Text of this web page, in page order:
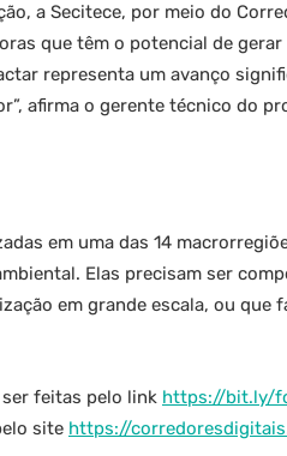
a Secitece, por meio do
que têm o potencial de
representa um avanço
afirma o gerente técnico do
em uma das 14
Elas precisam ser
em grande escala, ou que
feitas pelo link https://bit.ly/
site https://